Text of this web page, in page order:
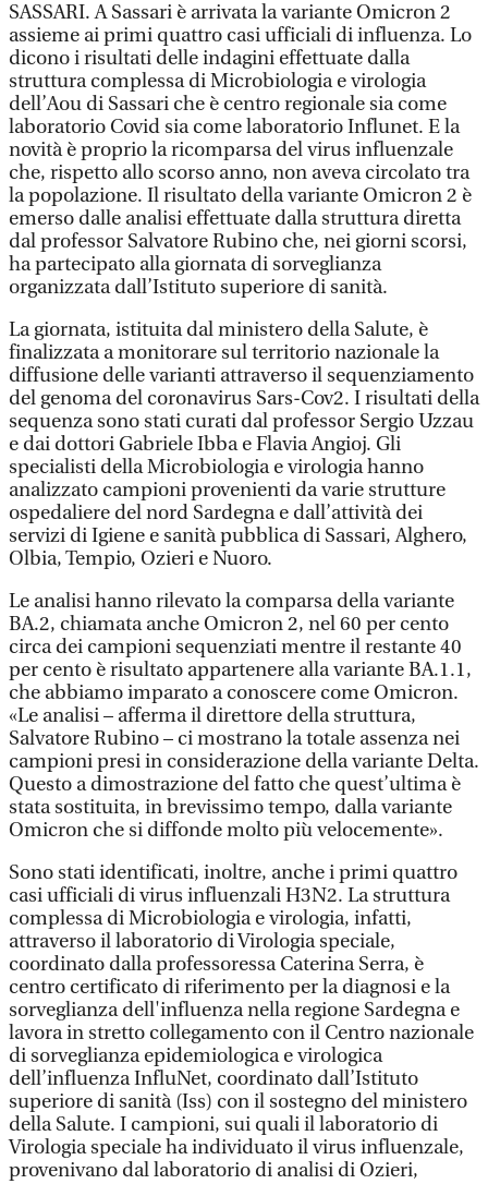
SASSARI. A Sassari è arrivata la variante Omicron 2
assieme ai primi quattro casi ufficiali di influenza. Lo
dicono i risultati delle indagini effettuate dalla
struttura complessa di Microbiologia e virologia
dell’Aou di Sassari che è centro regionale sia come
laboratorio Covid sia come laboratorio Influnet. E la
novità è proprio la ricomparsa del virus influenzale
che, rispetto allo scorso anno, non aveva circolato tra
la popolazione. Il risultato della variante Omicron 2 è
emerso dalle analisi effettuate dalla struttura diretta
dal professor Salvatore Rubino che, nei giorni scorsi,
ha partecipato alla giornata di sorveglianza
organizzata dall’Istituto superiore di sanità.
La giornata, istituita dal ministero della Salute, è
finalizzata a monitorare sul territorio nazionale la
diffusione delle varianti attraverso il sequenziamento
del genoma del coronavirus Sars-Cov2. I risultati della
sequenza sono stati curati dal professor Sergio Uzzau
e dai dottori Gabriele Ibba e Flavia Angioj. Gli
specialisti della Microbiologia e virologia hanno
analizzato campioni provenienti da varie strutture
ospedaliere del nord Sardegna e dall’attività dei
servizi di Igiene e sanità pubblica di Sassari, Alghero,
Olbia, Tempio, Ozieri e Nuoro.
Le analisi hanno rilevato la comparsa della variante
BA.2, chiamata anche Omicron 2, nel 60 per cento
circa dei campioni sequenziati mentre il restante 40
per cento è risultato appartenere alla variante BA.1.1,
che abbiamo imparato a conoscere come Omicron.
«Le analisi – afferma il direttore della struttura,
Salvatore Rubino – ci mostrano la totale assenza nei
campioni presi in considerazione della variante Delta.
Questo a dimostrazione del fatto che quest’ultima è
stata sostituita, in brevissimo tempo, dalla variante
Omicron che si diffonde molto più velocemente».
Sono stati identificati, inoltre, anche i primi quattro
casi ufficiali di virus influenzali H3N2. La struttura
complessa di Microbiologia e virologia, infatti,
attraverso il laboratorio di Virologia speciale,
coordinato dalla professoressa Caterina Serra, è
centro certificato di riferimento per la diagnosi e la
sorveglianza dell'influenza nella regione Sardegna e
lavora in stretto collegamento con il Centro nazionale
di sorveglianza epidemiologica e virologica
dell’influenza InfluNet, coordinato dall’Istituto
superiore di sanità (Iss) con il sostegno del ministero
della Salute. I campioni, sui quali il laboratorio di
Virologia speciale ha individuato il virus influenzale,
provenivano dal laboratorio di analisi di Ozieri,